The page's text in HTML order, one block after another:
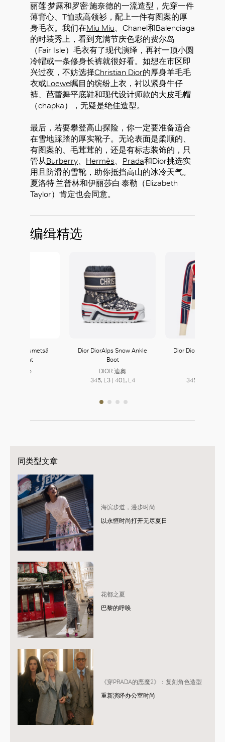
丽莲·梦露和罗密·施奈德的一流造型，先穿一件
薄背心、T恤或高领衫，配上一件有图案的厚
身毛衣。我们在Miu Miu 、Chanel和Balenciaga
的时装秀上，看到充满节庆色彩的费尔岛
（Fair Isle）毛衣有了现代演绎，再衬一顶小圆
冷帽或一条修身长裤就很好看。如想在市区即
兴过夜，不妨选择Christian Dior的厚身羊毛毛
衣或Loewe瞩目的缤纷上衣，衬以紧身牛仔
裤、芭蕾舞平底鞋和现代设计师款的大皮毛帽
（chapka），无疑是绝佳造型。
最后，若要攀登高山探险，你一定要准备适合
在雪地踩踏的厚实靴子。无论表面是柔顺的、
有图案的、毛茸茸的，还是有标志装饰的，只
管从Burberry Hermès Prada和Dior挑选实
用且防滑的雪靴，助你抵挡高山的冰冷天气。
夏洛特·兰普林和伊丽莎白·泰勒（Elizabeth
Taylor）肯定也会同意。
编缉精选
Harjumetsä
Unikko Coat
Marimekko
Dior DiorAlps Snow Ankle
Boot
DIOR 迪奧
345, L3 | 401, L4
Dior DiorAlps
345, L3 | 401,
同类型文章
海滨步道，漫步时尚
以永恒时尚打开无尽夏日
花都之夏
巴黎的呼唤
《穿PRADA的恶魔2》：复刻角色造型
重新演绎办公室时尚